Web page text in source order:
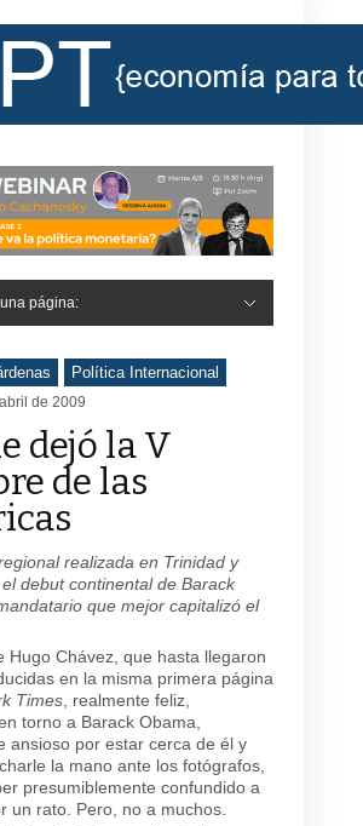
página:
Política Internacional
de 2009
dejó la V
de las
realizada en Trinidad y
debut continental de Barack
que mejor capitalizó el
Hugo Chávez, que hasta llegaron
en la misma primera página
Times , realmente feliz,
torno a Barack Obama,
ansioso por estar cerca de él y
la mano ante los fotógrafos,
presumiblemente confundido a
un rato. Pero, no a muchos.